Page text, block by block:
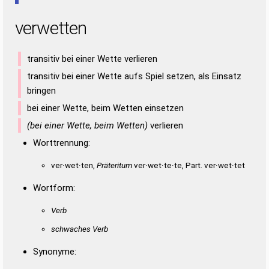
verwetten
transitiv bei einer Wette verlieren
transitiv bei einer Wette aufs Spiel setzen, als Einsatz
bringen
bei einer Wette, beim Wetten einsetzen
(bei einer Wette, beim Wetten) verlieren
Worttrennung:
ver·wet·ten, Präteritumver·wet·te·te, Part. ver·wet·tet
Wortform:
Verb
schwaches Verb
Synonyme: